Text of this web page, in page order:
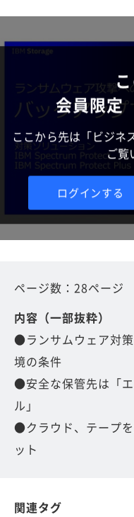
会員限定
ここから先は「ビジネ
ご覧
ログインする
ページ数：28ページ
内容（一部抜粋）
●ランサムウェア対
境の条件
●安全な保管先は「
ル」
●クラウド、テープ
ット
関連タグ